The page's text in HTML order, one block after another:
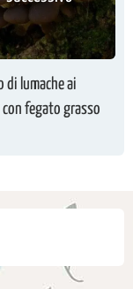
di lumache ai
fegato grasso